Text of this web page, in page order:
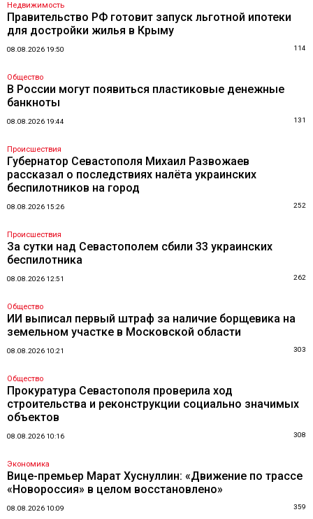
Недвижимость
Правительство РФ готовит запуск льготной ипотеки
для достройки жилья в Крыму
08.08.2026 19:50 114
Общество
В России могут появиться пластиковые денежные
банкноты
08.08.2026 19:44 131
Происшествия
Губернатор Севастополя Михаил Развожаев
рассказал о последствиях налёта украинских
беспилотников на город
08.08.2026 15:26 252
Происшествия
За сутки над Севастополем сбили 33 украинских
беспилотника
08.08.2026 12:51 262
Общество
ИИ выписал первый штраф за наличие борщевика на
земельном участке в Московской области
08.08.2026 10:21 303
Общество
Прокуратура Севастополя проверила ход
строительства и реконструкции социально значимых
объектов
08.08.2026 10:16 308
Экономика
Вице-премьер Марат Хуснуллин: «Движение по трассе
«Новороссия» в целом восстановлено»
08.08.2026 10:09 359